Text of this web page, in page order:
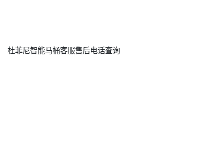
杜菲尼智能马桶客服售后电话查询